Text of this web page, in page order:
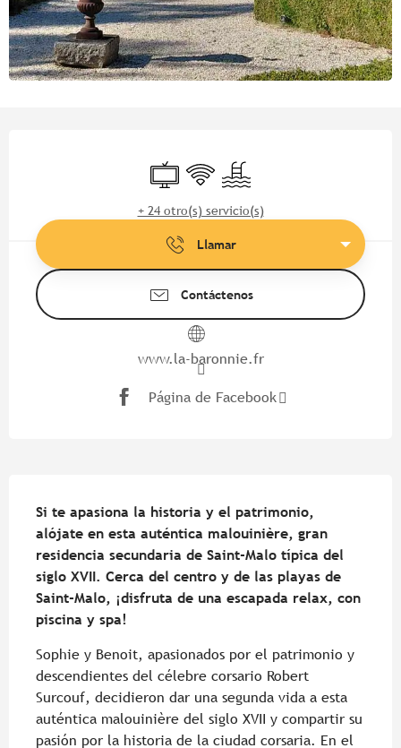
Televisión
Wifi Piscina
+ 24 otro(s) servicio(s)
Llamar
Contáctenos
www.la-baronnie.fr
Página de Facebook
Si te apasiona la historia y el patrimonio,
alójate en esta auténtica malouinière, gran
residencia secundaria de Saint-Malo típica del
siglo XVII. Cerca del centro y de las playas de
Saint-Malo, ¡disfruta de una escapada relax, con
piscina y spa!
Sophie y Benoit, apasionados por el patrimonio y
descendientes del célebre corsario Robert
Surcouf, decidieron dar una segunda vida a esta
auténtica malouinière del siglo XVII y compartir su
pasión por la historia de la ciudad corsaria. En el